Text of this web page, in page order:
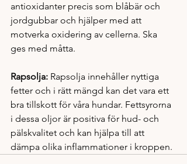
antioxidanter precis som blåbär och
jordgubbar och hjälper med att
motverka oxidering av cellerna. Ska
ges med måtta.
Rapsolja: Rapsolja innehåller nyttiga
fetter och i rätt mängd kan det vara ett
bra tillskott för våra hundar. Fettsyrorna
i dessa oljor är positiva för hud- och
pälskvalitet och kan hjälpa till att
dämpa olika inflammationer i kroppen.